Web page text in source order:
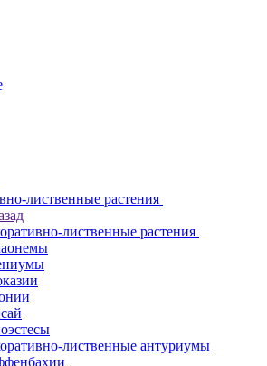
лиственные растения
лиственные растения
лиственные антуриумы